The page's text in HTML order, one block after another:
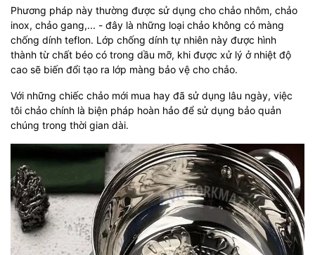
Phương pháp này thường được sử dụng cho chảo nhôm, chảo
inox, chảo gang,... - đây là những loại chảo không có màng
chống dính teflon. Lớp chống dính tự nhiên này được hình
thành từ chất béo có trong dầu mỡ, khi được xử lý ở nhiệt độ
cao sẽ biến đổi tạo ra lớp màng bảo vệ cho chảo.
Với những chiếc chảo mới mua hay đã sử dụng lâu ngày, việc
tôi chảo chính là biện pháp hoàn hảo để sử dụng bảo quản
chúng trong thời gian dài.